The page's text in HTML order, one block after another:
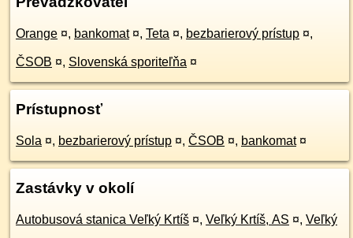
Orange ¤, bankomat ¤, Teta ¤, bezbarierový prístup ¤,
ČSOB ¤, Slovenská sporiteľňa ¤
Prístupnosť
Sola ¤, bezbarierový prístup ¤, ČSOB ¤, bankomat ¤
Zastávky v okolí
Autobusová stanica Veľký Krtíš ¤, Veľký Krtíš, AS ¤, Veľký